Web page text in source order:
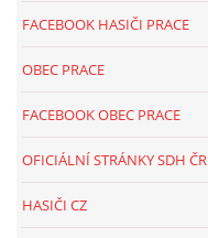
FACEBOOK HASIČI PRACE
OBEC PRACE
FACEBOOK OBEC PRACE
OFICIÁLNÍ STRÁNKY SDH ČR
HASIČI CZ